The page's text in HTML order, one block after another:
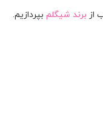
از برند شیگلم بپردازیم.